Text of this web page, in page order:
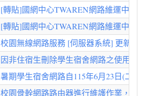
[轉貼]國網中心TWAREN網路維運中心
[轉貼]國網中心TWAREN網路維運中心
校園無線網路服務 [伺服器系統] 更新作
因非住宿生刪除學生宿舍網路之使用資
暑期學生宿舍網路自115年6月23日(二)
校園骨幹網路路由器進行維護作業，時